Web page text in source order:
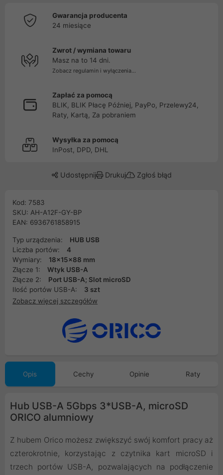
Gwarancja producenta
24 miesiące
Zwrot / wymiana towaru
Masz na to 14 dni.
Zobacz regulamin i wyłączenia...
Zapłać za pomocą
BLIK, BLIK Płacę Później, PayPo, Przelewy24,
Raty, Kartą, Za pobraniem
Wysyłka za pomocą
InPost, DPD, DHL
Udostępnij Drukuj Zgłoś błąd
Kod: 7583
SKU: AH-A12F-GY-BP
EAN: 6936761858915
Typ urządzenia:
HUB USB
Liczba portów:
4
Wymiary:
18x15x88 mm
Złącze 1:
Wtyk USB-A
Złącze 2:
Port USB-A; Slot microSD
Ilość portów USB-A:
3 szt
Zobacz więcej szczegółów
Opis Cechy Opinie Raty
Hub USB-A 5Gbps 3*USB-A, microSD
ORICO alumniowy
Z hubem Orico możesz zwiększyć swój komfort pracy aż
czterokrotnie, korzystając z czytnika kart microSD i
trzech portów USB-A, pozwalających na podłączenie